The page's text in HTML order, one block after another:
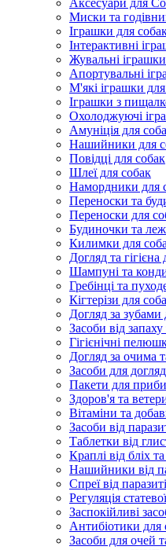
Аксесуари для
Миски та
Іграшки для
Інтерактивні
Жувальні
Апортувальні
М'які іграшки
Іграшки з
Охолоджуючі
Амуніція для
Нашийники для
Повідці для собак
Шлеї для собак
Намордники для
Переноски та
Переноски для
Будиночки та
Килимки для
Догляд та гігієна
Шампуні та
Гребінці та
Кігтерізи для
Догляд за зубами
Засоби від
Гігієнічні
Догляд за очима
Засоби для
Пакети для
Здоров'я та
Вітаміни та
Засоби від
Таблетки від
Краплі від бліх
Нашийники від
Спреї від
Регуляція
Заспокійливі
Антибіотики для
Засоби для очей